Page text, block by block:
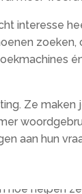
interesse
Ze
aan hun